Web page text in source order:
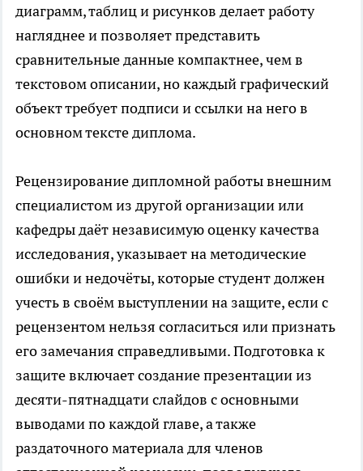
диаграмм, таблиц и рисунков делает работу
нагляднее и позволяет представить
сравнительные данные компактнее, чем в
текстовом описании, но каждый графический
объект требует подписи и ссылки на него в
основном тексте диплома.
Рецензирование дипломной работы внешним
специалистом из другой организации или
кафедры даёт независимую оценку качества
исследования, указывает на методические
ошибки и недочёты, которые студент должен
учесть в своём выступлении на защите, если с
рецензентом нельзя согласиться или признать
его замечания справедливыми. Подготовка к
защите включает создание презентации из
десяти-пятнадцати слайдов с основными
выводами по каждой главе, а также
раздаточного материала для членов